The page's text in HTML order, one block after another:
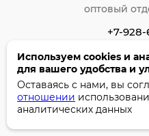
оптовый
+7-
+7-
Используем cookies и
для вашего удобства и
Оставаясь с нами, вы
отношении
аналитических данных